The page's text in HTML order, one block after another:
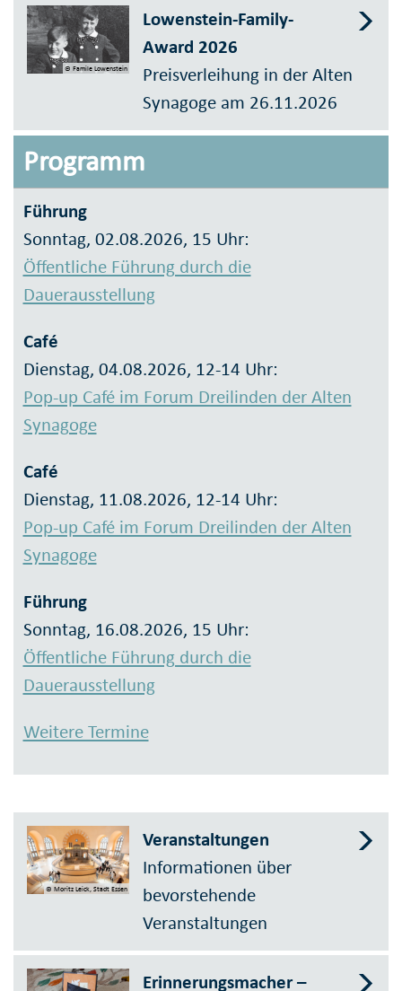
© Famile Lowenstein
Lowenstein-Family-
Award 2026
Preisverleihung in der Alten
Synagoge am 26.11.2026
Programm
Führung
Sonntag, 02.08.2026, 15 Uhr:
Öffentliche Führung durch die
Dauerausstellung
Café
Dienstag, 04.08.2026, 12-14 Uhr:
Pop-up Café im Forum Dreilinden der Alten
Synagoge
Café
Dienstag, 11.08.2026, 12-14 Uhr:
Pop-up Café im Forum Dreilinden der Alten
Synagoge
Führung
Sonntag, 16.08.2026, 15 Uhr:
Öffentliche Führung durch die
Dauerausstellung
Weitere Termine
© Moritz Leick, Stadt Essen
Veranstaltungen
Informationen über
bevorstehende
Veranstaltungen
Erinnerungsmacher –